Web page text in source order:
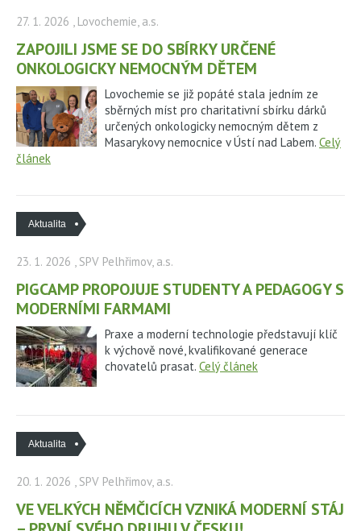
27. 1. 2026 , Lovochemie, a.s.
ZAPOJILI JSME SE DO SBÍRKY URČENÉ
ONKOLOGICKY NEMOCNÝM DĚTEM
Lovochemie se již popáté stala jedním ze
sběrných míst pro charitativní sbírku dárků
určených onkologicky nemocným dětem z
Masarykovy nemocnice v Ústí nad Labem. Celý
článek
Aktualita
23. 1. 2026 , SPV Pelhřimov, a.s.
PIGCAMP PROPOJUJE STUDENTY A PEDAGOGY S
MODERNÍMI FARMAMI
Praxe a moderní technologie představují klíč
k výchově nové, kvalifikované generace
chovatelů prasat. Celý článek
Aktualita
20. 1. 2026 , SPV Pelhřimov, a.s.
VE VELKÝCH NĚMČICÍCH VZNIKÁ MODERNÍ STÁJ